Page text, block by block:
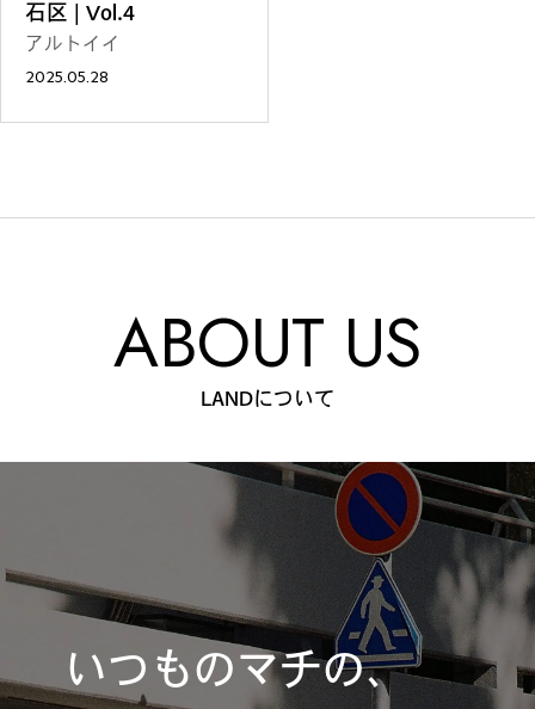
呑める粉もんの世界
夢中になれる、仕事のは
# SapporoDiscoveryRoom
石区 | Vol.4
アルトイイ
2025.05.28
ABOUT US
LANDについて
いつものマチの、